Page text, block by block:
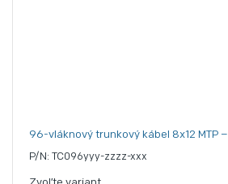
96-vláknový trunkový kábel 8x12 MTP –
P/N: TC096yyy-zzzz-xxx